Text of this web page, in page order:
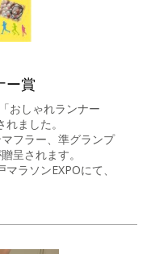
ー賞
おしゃれランナー
ました。
フラー、準グランプ
呈されます。
ラソンEXPOにて、